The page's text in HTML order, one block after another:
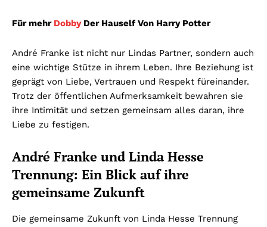
Für mehr DobbyDer Hauself Von Harry Potter
André Franke ist nicht nur Lindas Partner, sondern auch
eine wichtige Stütze in ihrem Leben. Ihre Beziehung ist
geprägt von Liebe, Vertrauen und Respekt füreinander.
Trotz der öffentlichen Aufmerksamkeit bewahren sie
ihre Intimität und setzen gemeinsam alles daran, ihre
Liebe zu festigen.
André Franke und Linda Hesse
Trennung: Ein Blick auf ihre
gemeinsame Zukunft
Die gemeinsame Zukunft von Linda Hesse Trennung